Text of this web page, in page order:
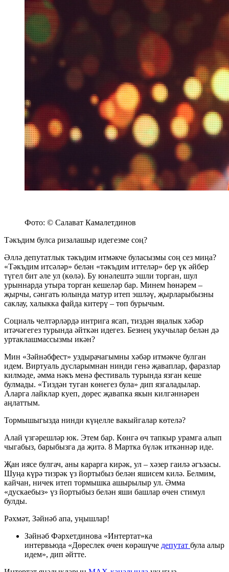
Фото: © Салават Камалетдинов
Тәкъдим булса ризалашыр идегезме соң?
Әллә депутатлык тәкъдим итмәкче буласызмы соң сез миңа?
«Тәкъдим итсәләр» белән «тәкъдим иттеләр» бер үк әйбер
түгел бит әле ул (көлә). Бу юнәлештә эшли торган, шул
урыннарда утыра торган кешеләр бар. Минем һөнәрем –
җырчы, сәнгать юлында матур итеп эшләү, җырларыбызны
саклау, халыкка файда китерү – төп бурычым.
Социаль челтәрләрдә интрига ясап, тиздән яңалык хәбәр
итәчәгегез турында әйткән идегез. Безнең укучылар белән дә
уртаклашмассызмы икән?
Мин «Зәйнәбфест» уздырачагымны хәбәр итмәкче булган
идем. Виртуаль дусларымнан нинди генә җаваплар, фаразлар
килмәде, әмма нәкъ менә фестиваль турында язган кеше
булмады. «Тиздән туган көнегез була» дип язгаладылар.
Аларга лайклар куеп, дөрес җавапка якын килгәннәрен
аңлаттым.
Тормышыгызда нинди күңелле вакыйгалар көтелә?
Алай үзгәрешләр юк. Этем бар. Көнгә өч тапкыр урамга алып
чыгабыз, барыбызга да җитә. 8 Мартка бүләк иткәннәр иде.
Җан иясе булгач, аны карарга кирәк, ул – хәзер гаилә әгъзасы.
Шуңа күрә тизрәк үз йортыбыз белән яшисем килә. Белмим,
кайчан, ничек итеп тормышка ашырылыр ул. Әмма
«дускаебыз» үз йортыбыз белән яши башлар өчен стимул
булды.
Рәхмәт, Зәйнәб апа, уңышлар!
Зәйнәб Фәрхетдинова «Интертат»ка
интервьюда «Дөреслек өчен көрәшүче депутат була алыр
идем», дип әйтте.